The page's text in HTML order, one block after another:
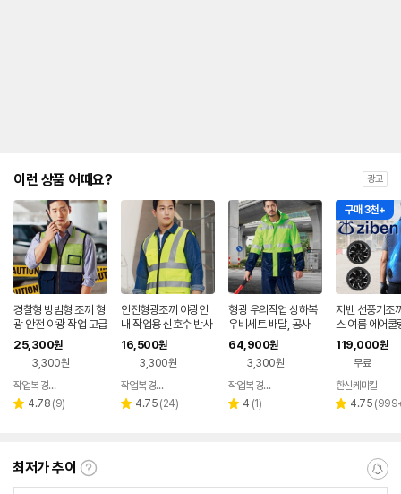
이런 상품 어때요? 광고
경찰형 방범형 조끼 형
광 안전 야광 작업 고급
25,300원
3,300원
작업복 경서몰
별 4.78 리
(9)
안전형광조끼 야광안
내 작업용 신호수 반사
망사
16,500원
3,300원
페이
작업복 경서몰
별 4.75 리
(24)
형광 우의작업 상하복
우비세트 배달, 공사
64,900원
3,300원
작업복 경서몰
별 4 리
(1)
구매 3천+
지벤 선풍기조
스 여름 에어쿨
만 보조베터리
트 S 네이비
119,000원
무료
한신케미칼
별 4.75 리
(
최저가 추이
최
알